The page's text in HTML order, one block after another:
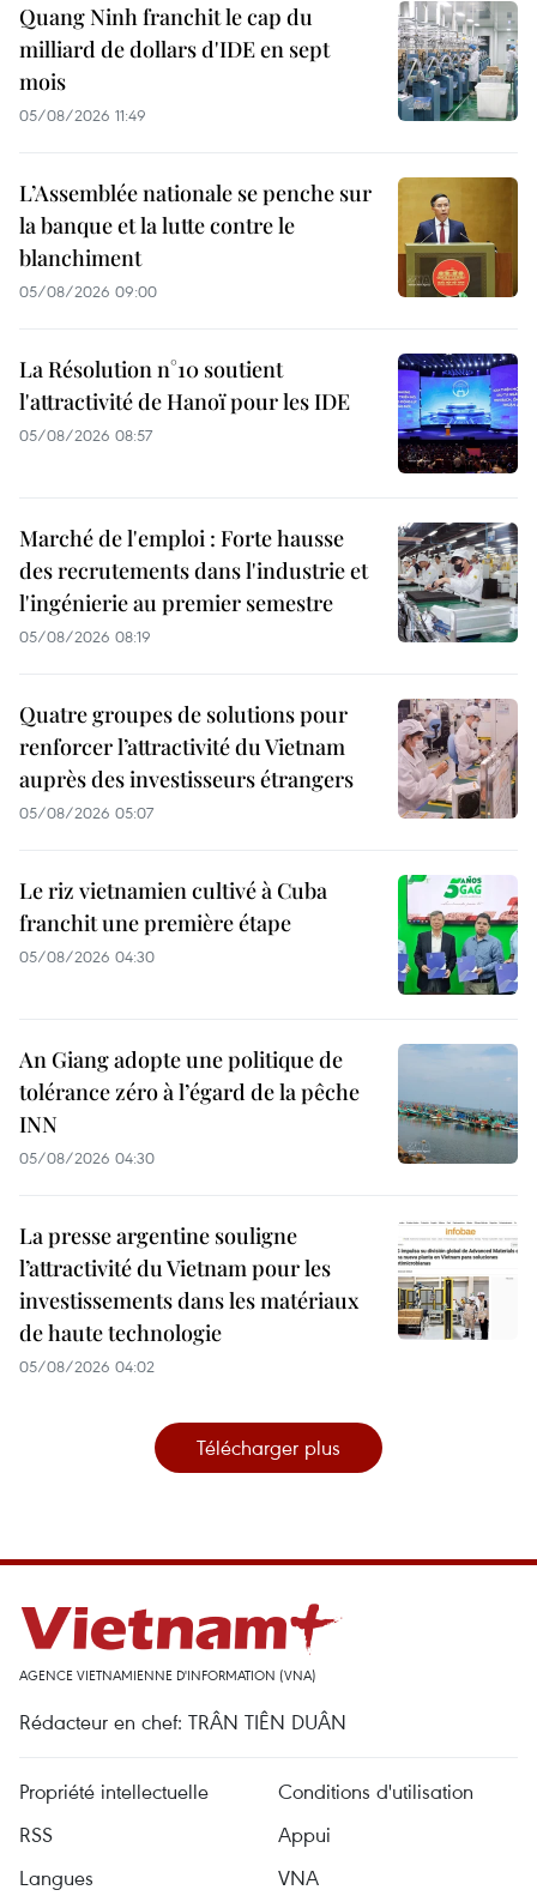
Quang Ninh franchit le cap du
milliard de dollars d'IDE en sept
mois
05/08/2026 11:49
L’Assemblée nationale se penche sur
la banque et la lutte contre le
blanchiment
05/08/2026 09:00
La Résolution n°10 soutient
l'attractivité de Hanoï pour les IDE
05/08/2026 08:57
Marché de l'emploi : Forte hausse
des recrutements dans l'industrie et
l'ingénierie au premier semestre
05/08/2026 08:19
Quatre groupes de solutions pour
renforcer l’attractivité du Vietnam
auprès des investisseurs étrangers
05/08/2026 05:07
Le riz vietnamien cultivé à Cuba
franchit une première étape
05/08/2026 04:30
An Giang adopte une politique de
tolérance zéro à l’égard de la pêche
INN
05/08/2026 04:30
La presse argentine souligne
l’attractivité du Vietnam pour les
investissements dans les matériaux
de haute technologie
05/08/2026 04:02
Télécharger plus
AGENCE VIETNAMIENNE D'INFORMATION (VNA)
Rédacteur en chef: TRÂN TIÊN DUÂN
Propriété intellectuelle
Conditions d'utilisation
RSS
Appui
Langues
VNA